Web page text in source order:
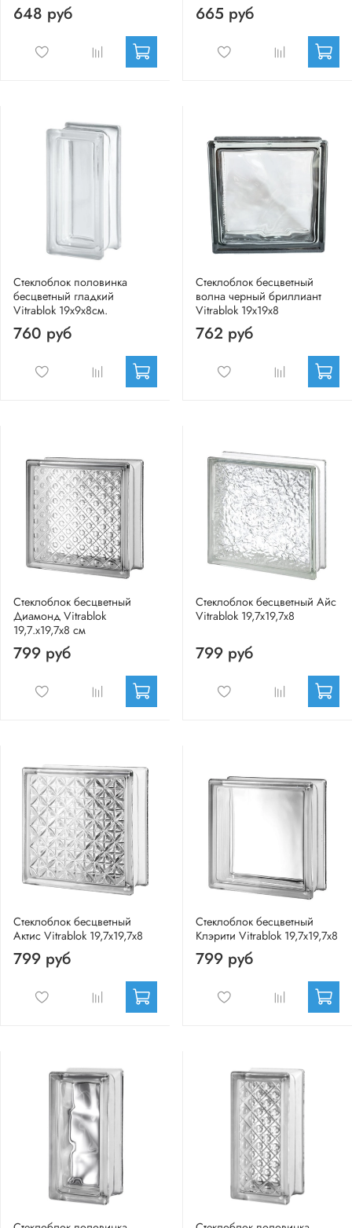
648 руб 665 руб
Стеклоблок половинка
бесцветный гладкий
Vitrablok 19х9х8см.
760 руб
Стеклоблок бесцветный
волна черный бриллиант
Vitrablok 19х19х8
762 руб
Стеклоблок бесцветный
Диамонд Vitrablok
19,7.x19,7x8 см
799 руб
Стеклоблок бесцветный Айс
Vitrablok 19,7x19,7x8
799 руб
Стеклоблок бесцветный
Актис Vitrablok 19,7x19,7x8
799 руб
Стеклоблок бесцветный
Клэрити Vitrablok 19,7x19,7x8
799 руб